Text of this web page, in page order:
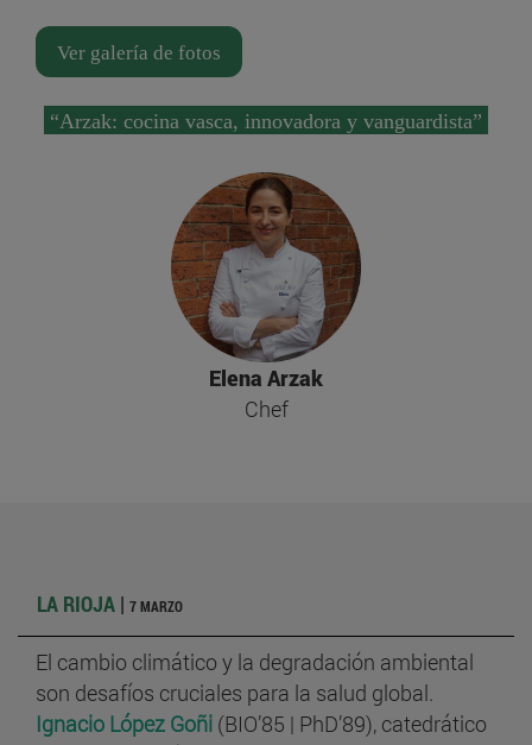
Ver galería de fotos
“Arzak: cocina vasca, innovadora y vanguardista”
Elena Arzak
Chef
LA RIOJA | 7 MARZO
El cambio climático y la degradación ambiental
son desafíos cruciales para la salud global.
Ignacio López Goñi (BIO’85 | PhD’89), catedrático